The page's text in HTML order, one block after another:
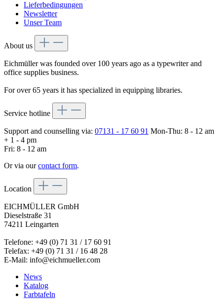
Lieferbedingungen
Newsletter
Unser Team
About us
Eichmüller was founded over 100 years ago as a typewriter and
office supplies business.
For over 65 years it has specialized in equipping libraries.
Service hotline
Support and counselling via: 07131 - 17 60 91 Mon-Thu: 8 - 12 am
+ 1 - 4 pm
Fri: 8 - 12 am
Or via ourcontact form.
Location
EICHMÜLLER GmbH
Dieselstraße 31
74211 Leingarten
Telefone: +49 (0) 71 31 / 17 60 91
Telefax: +49 (0) 71 31 / 16 48 28
E-Mail: info@eichmueller.com
News
Katalog
Farbtafeln